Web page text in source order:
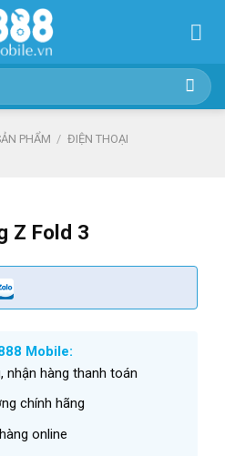
PHẨM / ĐIỆN THOẠI
Z Fold 3
Mobile:
nhận hàng thanh toán
chính hãng
online